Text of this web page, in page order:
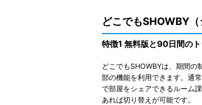
どこでもSHOWBY
特徴1 無料版と90日間の
どこでもSHOWBYは、期間
部の機能を利用できます。 通
で部屋をシェアできるルーム
あれば切り替えが可能です。